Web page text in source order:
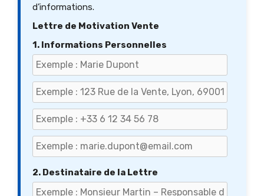
d’informations.
Lettre de Motivation Vente
1. Informations Personnelles
2. Destinataire de la Lettre